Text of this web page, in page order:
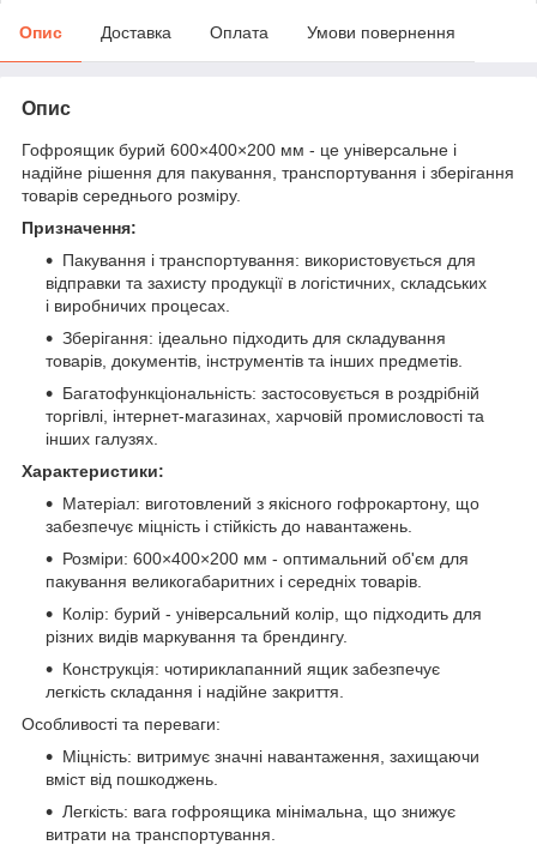
Опис Доставка Оплата Умови повернення
Опис
Гофроящик бурий 600×400×200 мм - це універсальне і
надійне рішення для пакування, транспортування і зберігання
товарів середнього розміру.
Призначення:
Пакування і транспортування: використовується для
відправки та захисту продукції в логістичних, складських
і виробничих процесах.
Зберігання: ідеально підходить для складування
товарів, документів, інструментів та інших предметів.
Багатофункціональність: застосовується в роздрібній
торгівлі, інтернет-магазинах, харчовій промисловості та
інших галузях.
Характеристики:
Матеріал: виготовлений з якісного гофрокартону, що
забезпечує міцність і стійкість до навантажень.
Розміри: 600×400×200 мм - оптимальний об'єм для
пакування великогабаритних і середніх товарів.
Колір: бурий - універсальний колір, що підходить для
різних видів маркування та брендингу.
Конструкція: чотириклапанний ящик забезпечує
легкість складання і надійне закриття.
Особливості та переваги:
Міцність: витримує значні навантаження, захищаючи
вміст від пошкоджень.
Легкість: вага гофроящика мінімальна, що знижує
витрати на транспортування.